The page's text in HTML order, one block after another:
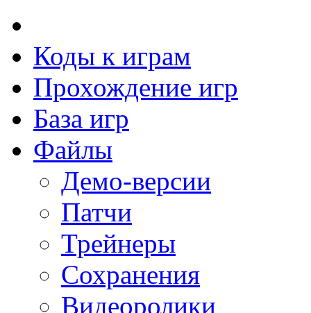
Коды к играм
Прохождение игр
База игр
Файлы
Демо-версии
Патчи
Трейнеры
Сохранения
Видеоролики